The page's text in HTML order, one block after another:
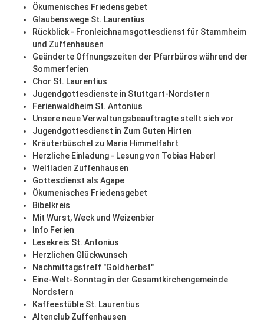
Ökumenisches Friedensgebet
Glaubenswege St. Laurentius
Rückblick - Fronleichnamsgottesdienst für Stammheim
und Zuffenhausen
Geänderte Öffnungszeiten der Pfarrbüros während der
Sommerferien
Chor St. Laurentius
Jugendgottesdienste in Stuttgart-Nordstern
Ferienwaldheim St. Antonius
Unsere neue Verwaltungsbeauftragte stellt sich vor
Jugendgottesdienst in Zum Guten Hirten
Kräuterbüschel zu Maria Himmelfahrt
Herzliche Einladung - Lesung von Tobias Haberl
Weltladen Zuffenhausen
Gottesdienst als Agape
Ökumenisches Friedensgebet
Bibelkreis
Mit Wurst, Weck und Weizenbier
Info Ferien
Lesekreis St. Antonius
Herzlichen Glückwunsch
Nachmittagstreff "Goldherbst"
Eine-Welt-Sonntag in der Gesamtkirchengemeinde
Nordstern
Kaffeestüble St. Laurentius
Altenclub Zuffenhausen